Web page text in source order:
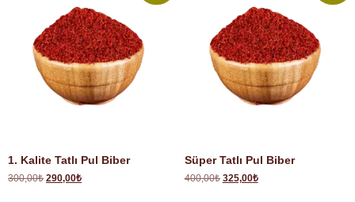
1. Kalite Tatlı Pul Biber
300,00₺ 290,00₺
Süper Tatlı Pul Biber
400,00₺ 325,00₺